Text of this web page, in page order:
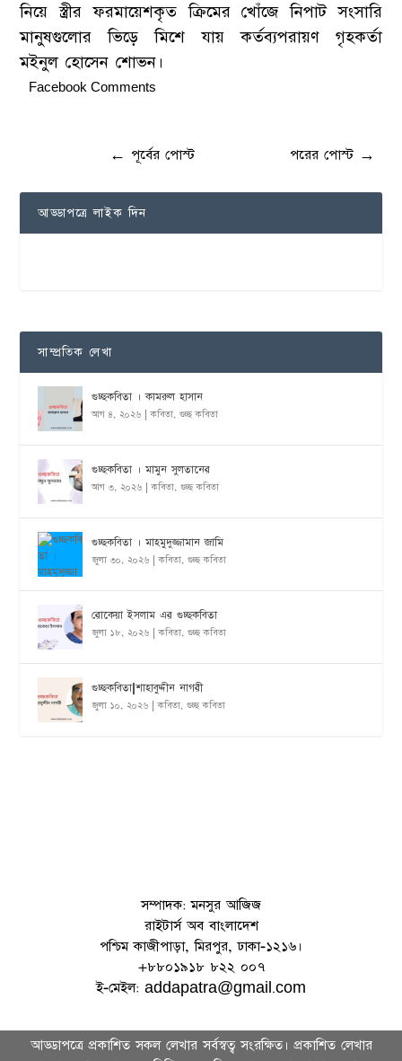
নিয়ে স্ত্রীর ফরমায়েশকৃত ক্রিমের খোঁজে নিপাট সংসারি
মানুষগুলোর ভিড়ে মিশে যায় কর্তব্যপরায়ণ গৃহকর্তা
মইনুল হোসেন শোভন।
Facebook Comments
← পূর্বের পোস্ট পরের পোস্ট →
আড্ডাপত্রে লাইক দিন
সাম্প্রতিক লেখা
গুচ্ছকবিতা । কামরুল হাসান
আগ ৪, ২০২৬ |কবিতা,গুচ্ছ কবিতা
গুচ্ছকবিতা । মামুন সুলতানের
আগ ৩, ২০২৬ |কবিতা,গুচ্ছ কবিতা
গুচ্ছকবিতা । মাহমুদুজ্জামান জামি
জুলা ৩০, ২০২৬ |কবিতা,গুচ্ছ কবিতা
রোকেয়া ইসলাম এর গুচ্ছকবিতা
জুলা ১৮, ২০২৬ |কবিতা,গুচ্ছ কবিতা
গুচ্ছকবিতা|শাহাবুদ্দীন নাগরী
জুলা ১০, ২০২৬ |কবিতা,গুচ্ছ কবিতা
সম্পাদক: মনসুর আজিজ
রাইটার্স অব বাংলাদেশ
পশ্চিম কাজীপাড়া, মিরপুর, ঢাকা-১২১৬।
+৮৮০১৯১৮ ৮২২ ০০৭
ই-মেইল: addapatra@gmail.com
আড্ডাপত্রে প্রকাশিত সকল লেখার সর্বস্বত্ব সংরক্ষিত। প্রকাশিত লেখার